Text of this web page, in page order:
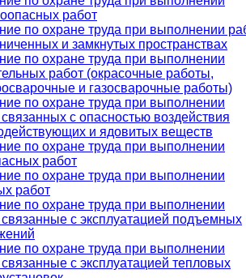
работ
по охране труда при выполнении
и замкнутых пространствах
по охране труда при выполнении
работ (окрасочные работы,
и газосварочные работы)
по охране труда при выполнении
связанных с опасностью воздействия
и ядовитых веществ
по охране труда при выполнении
работ
по охране труда при выполнении
работ
по охране труда при выполнении
связанные с эксплуатацией подъемных
по охране труда при выполнении
связанные с эксплуатацией тепловых